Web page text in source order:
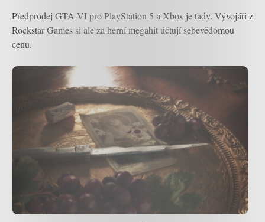
Předprodej GTA VI pro PlayStation 5 a Xbox je tady. Vývojáři z
Rockstar Games si ale za herní megahit účtují sebevědomou
cenu.